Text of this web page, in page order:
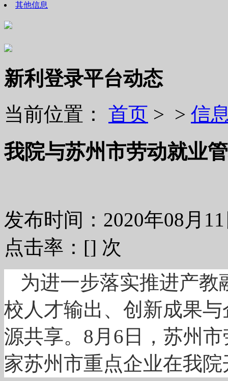
其他信息
新利登录平台动态
当前位置：
首页 > > 信
我院与苏州市劳动就业
发布时间：2020年08月
点击率：[] 次
为进一步落实推进产
校人才输出、创新成果
源共享。8月6日，苏州
家苏州市重点企业在我